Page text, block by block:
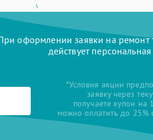
оформлении заявки на ремонт
действует
*Условия акции
заявку через
получаете купон
можно оплатить до 25%